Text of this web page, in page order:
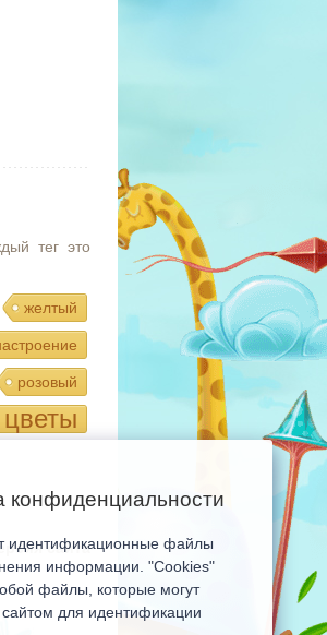
тег это
желтый
розовый
цветы
сайта
конфиденциальности
идентификационные файлы
информации. "Cookies"
файлы, которые могут
сайтом для идентификации